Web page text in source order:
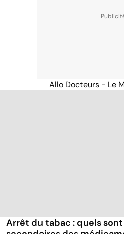
Allo Docteurs - Le
Arrêt du tabac : quels